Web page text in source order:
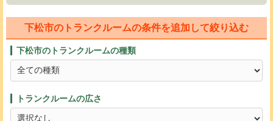
下松市のトランクルームの条件を追加して絞り込む
下松市のトランクルームの種類
トランクルームの広さ